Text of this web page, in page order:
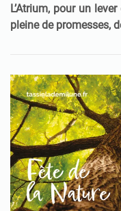
L’Atrium, pour un
pleine de promesses,